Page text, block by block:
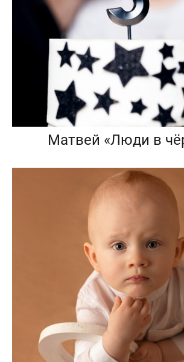
Матвей «Люди в